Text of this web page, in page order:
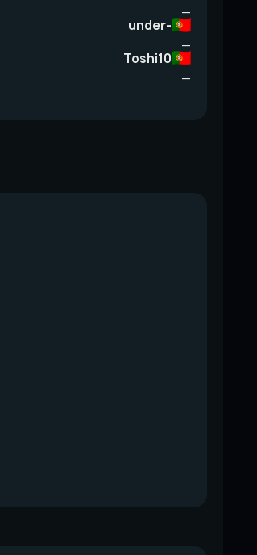
—
under-
—
Toshi10
—